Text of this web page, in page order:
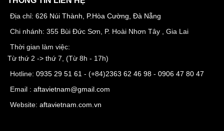
Địa chỉ: 626 Núi Thành, P.Hòa Cường, Đà Nẵng
Chi nhánh: 355 Bùi Đức Sơn, P. Hoài Nhơn Tây , Gia Lai
Thời gian làm việc:
Từ thứ 2 -> thứ 7, (Từ 8h - 17h)
Hotline: 0935 29 51 61 - (+84)2363 62 46 98 - 0906 47 80 47
Email : aftavietnam@gmail.com
Website: aftavietnam.com.vn